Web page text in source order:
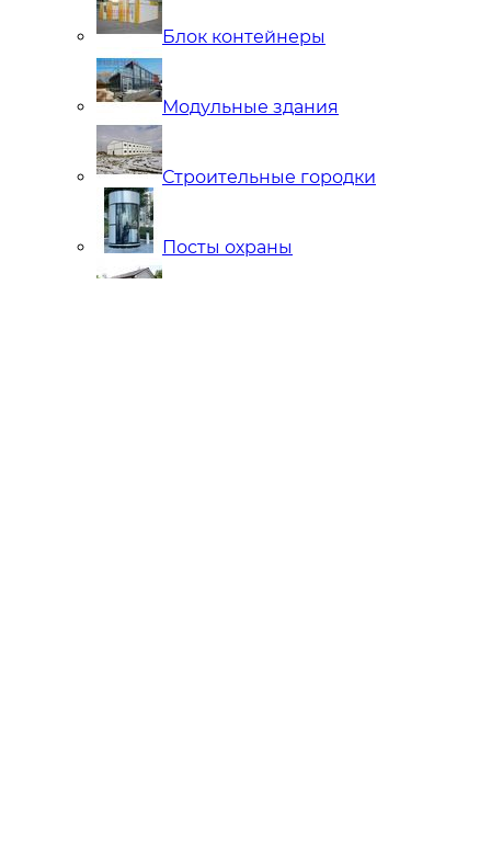
Блок контейнеры
Модульные здания
Строительные городки
Посты охраны